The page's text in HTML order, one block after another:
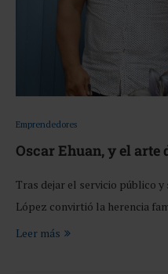
Emprendedores
Oscar Ehuan, y el arte
Tras dejar el servicio público y
López convirtió la herencia
Leer más